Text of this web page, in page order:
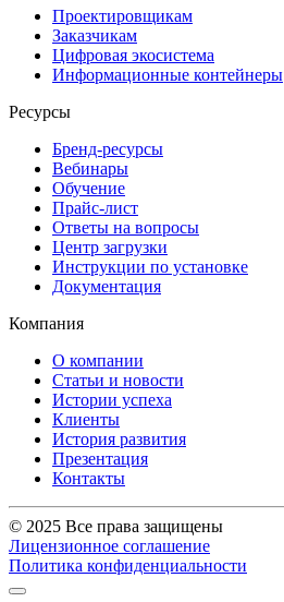
Проектировщикам
Заказчикам
Цифровая экосистема
Информационные контейнеры
Ресурсы
Бренд-ресурсы
Вебинары
Обучение
Прайс-лист
Ответы на вопросы
Центр загрузки
Инструкции по установке
Документация
Компания
О компании
Статьи и новости
Истории успеха
Клиенты
История развития
Презентация
Контакты
© 2025 Все права защищены
Лицензионное соглашение
Политика конфиденциальности